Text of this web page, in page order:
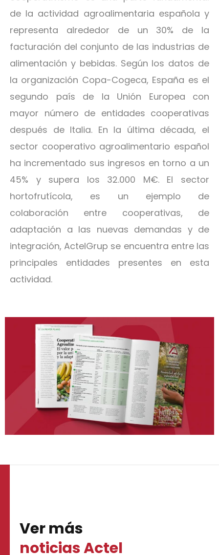
de la actividad agroalimentaria española y
representa alrededor de un 30% de la
facturación del conjunto de las industrias de
alimentación y bebidas. Según los datos de
la organización Copa-Cogeca, España es el
segundo país de la Unión Europea con
mayor número de entidades cooperativas
después de Italia. En la última década, el
sector cooperativo agroalimentario español
ha incrementado sus ingresos en torno a un
45% y supera los 32.000 M€. El sector
hortofrutícola, es un ejemplo de
colaboración entre cooperativas, de
adaptación a las nuevas demandas y de
integración, ActelGrup se encuentra entre las
principales entidades presentes en esta
actividad.
Ver más
noticias Actel